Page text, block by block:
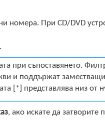
номера. При CD/DVD
при съпоставянето.
и поддържат
[*] представлява низ от
, ако искате да затворите